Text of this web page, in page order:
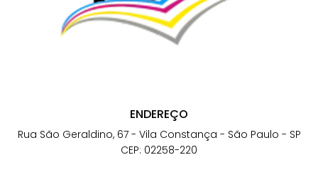
ENDEREÇO
Rua São Geraldino, 67 - Vila Constança - São Paulo - SP
CEP: 02258-220